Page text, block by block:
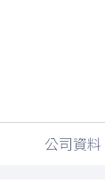
公司資料